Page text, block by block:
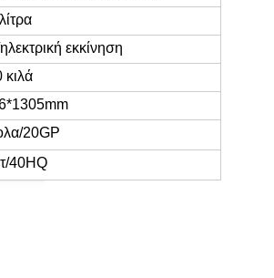
εκκίνηση
κιλά
20GP
40HQ